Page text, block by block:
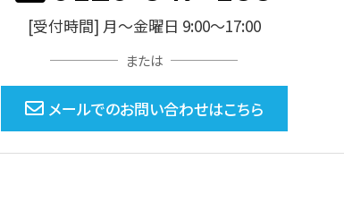
[受付時間] 月～金曜日 9:00～17:00
または
メールでのお問い合わせはこちら